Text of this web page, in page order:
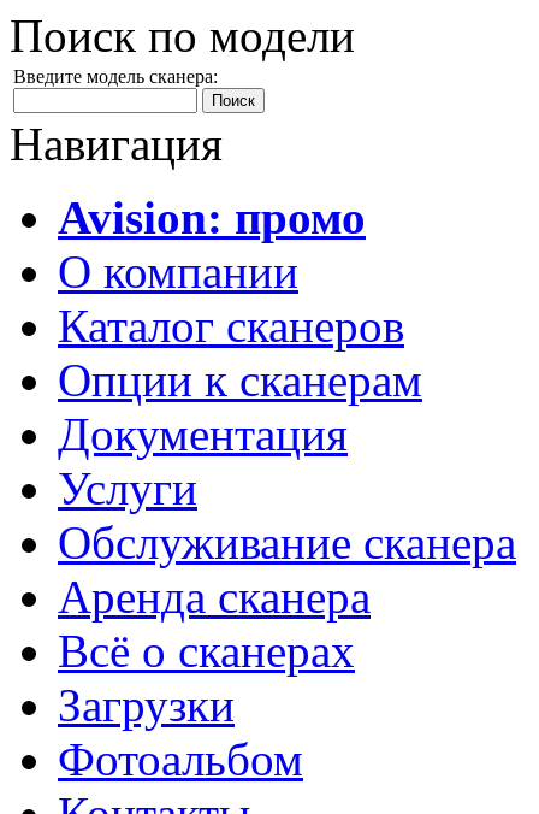
Поиск по модели
Введите модель сканера:
Навигация
Avision: промо
О компании
Каталог сканеров
Опции к сканерам
Документация
Услуги
Обслуживание сканера
Аренда сканера
Всё о сканерах
Загрузки
Фотоальбом